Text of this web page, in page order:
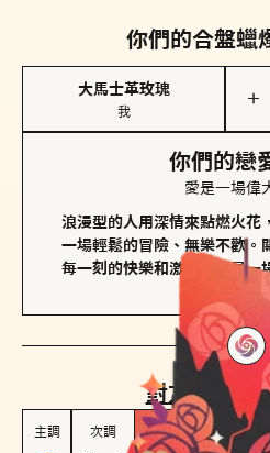
你們的合盤蠟
大馬士革玫瑰
我
＋
你們的戀
愛是一場偉
浪漫型的人用深情來點燃火花
一場輕鬆的冒險、無樂不歡。
每一刻的快樂和激動，像是一
對方的主調
主調 次調